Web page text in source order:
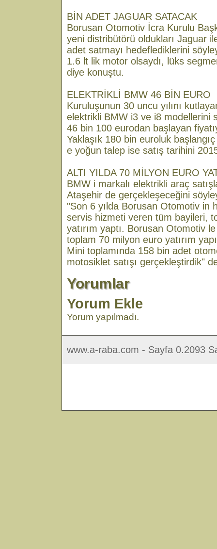
BİN ADET JAGUAR SATACAK
Borusan Otomotiv İcra Kurulu
yeni distribütörü oldukları Jaguar
adet satmayı hedeflediklerini
1.6 lt lik motor olsaydı, lüks
diye konuştu.
ELEKTRİKLİ BMW 46 BİN EURO
Kuruluşunun 30 uncu yılını
elektrikli BMW i3 ve i8 modellerini
46 bin 100 eurodan başlayan
Yaklaşık 180 bin euroluk
e yoğun talep ise satış tarihini
ALTI YILDA 70 MİLYON EURO
BMW i markalı elektrikli araç
Ataşehir de gerçekleşeceğini
"Son 6 yılda Borusan Otomotiv in
servis hizmeti veren tüm bayileri,
yatırım yaptı. Borusan Otomotiv
toplam 70 milyon euro yatırım
Mini toplamında 158 bin adet
motosiklet satışı gerçekleştirdik"
Yorumlar
Yorum Ekle
Yorum yapılmadı.
www.a-raba.com - Sayfa 0.2093